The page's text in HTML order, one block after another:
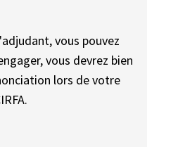
vous pouvez
vous devrez bien
lors de votre